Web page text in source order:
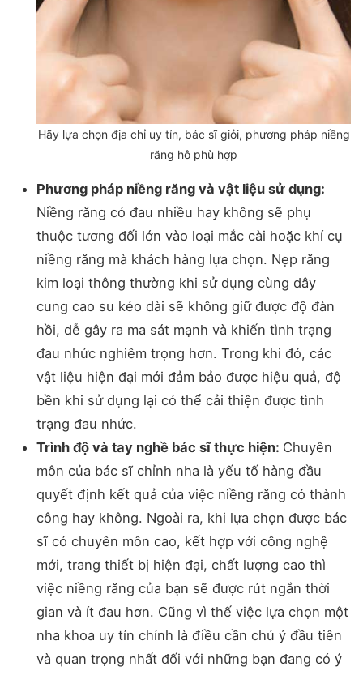
Hãy lựa chọn địa chỉ uy tín, bác sĩ giỏi, phương pháp niềng
răng hô phù hợp
Phương pháp niềng răng và vật liệu sử dụng:
Niềng răng có đau nhiều hay không sẽ phụ
thuộc tương đối lớn vào loại mắc cài hoặc khí cụ
niềng răng mà khách hàng lựa chọn. Nẹp răng
kim loại thông thường khi sử dụng cùng dây
cung cao su kéo dài sẽ không giữ được độ đàn
hồi, dễ gây ra ma sát mạnh và khiến tình trạng
đau nhức nghiêm trọng hơn. Trong khi đó, các
vật liệu hiện đại mới đảm bảo được hiệu quả, độ
bền khi sử dụng lại có thể cải thiện được tình
trạng đau nhức.
Trình độ và tay nghề bác sĩ thực hiện: Chuyên
môn của bác sĩ chỉnh nha là yếu tố hàng đầu
quyết định kết quả của việc niềng răng có thành
công hay không. Ngoài ra, khi lựa chọn được bác
sĩ có chuyên môn cao, kết hợp với công nghệ
mới, trang thiết bị hiện đại, chất lượng cao thì
việc niềng răng của bạn sẽ được rút ngắn thời
gian và ít đau hơn. Cũng vì thế việc lựa chọn một
nha khoa uy tín chính là điều cần chú ý đầu tiên
và quan trọng nhất đối với những bạn đang có ý